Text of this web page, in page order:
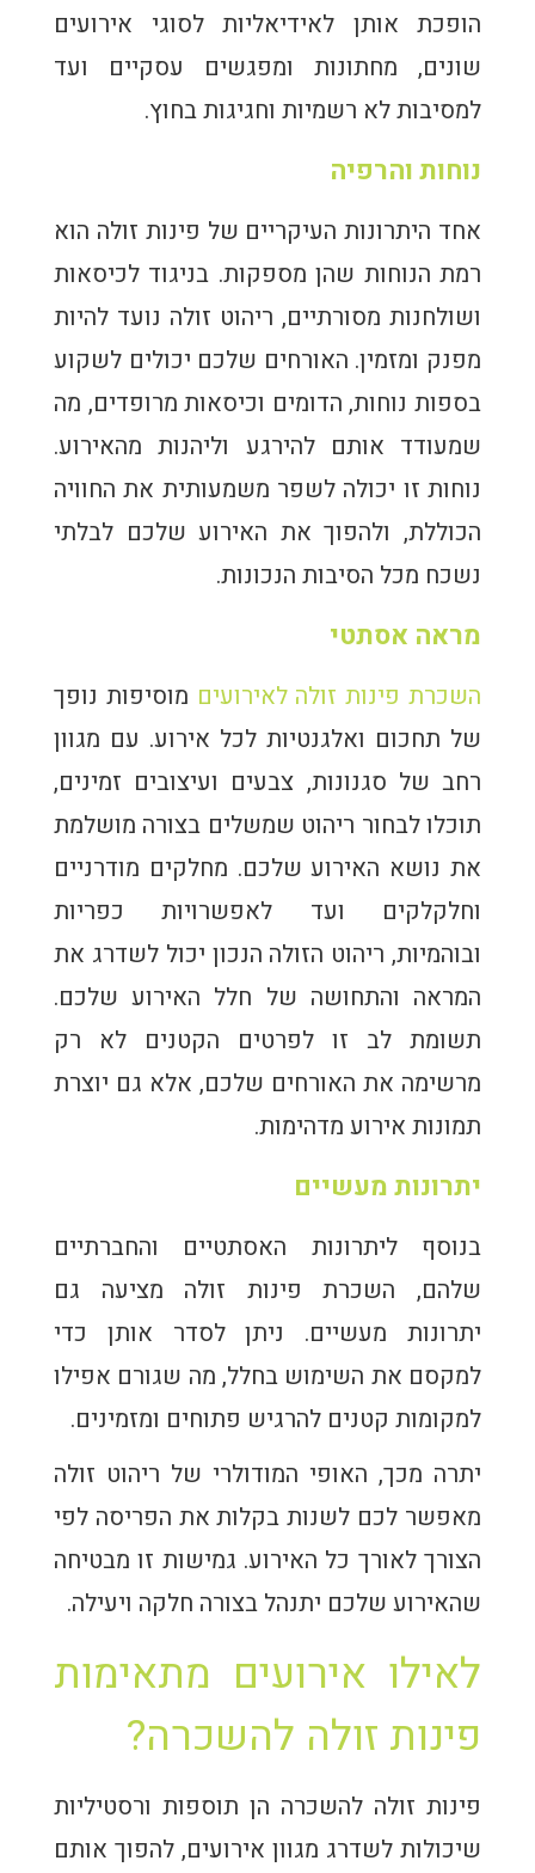
הופכת אותן לאידיאליות לסוגי אירועים
שונים, מחתונות ומפגשים עסקיים ועד
למסיבות לא רשמיות וחגיגות בחוץ.
נוחות והרפיה
אחד היתרונות העיקריים של פינות זולה הוא
רמת הנוחות שהן מספקות. בניגוד לכיסאות
ושולחנות מסורתיים, ריהוט זולה נועד להיות
מפנק ומזמין. האורחים שלכם יכולים לשקוע
בספות נוחות, הדומים וכיסאות מרופדים, מה
שמעודד אותם להירגע וליהנות מהאירוע.
נוחות זו יכולה לשפר משמעותית את החוויה
הכוללת, ולהפוך את האירוע שלכם לבלתי
נשכח מכל הסיבות הנכונות.
מראה אסתטי
השכרת פינות זולה לאירועים מוסיפות נופך
של תחכום ואלגנטיות לכל אירוע. עם מגוון
רחב של סגנונות, צבעים ועיצובים זמינים,
תוכלו לבחור ריהוט שמשלים בצורה מושלמת
את נושא האירוע שלכם. מחלקים מודרניים
וחלקלקים ועד לאפשרויות כפריות
ובוהמיות, ריהוט הזולה הנכון יכול לשדרג את
המראה והתחושה של חלל האירוע שלכם.
תשומת לב זו לפרטים הקטנים לא רק
מרשימה את האורחים שלכם, אלא גם יוצרת
תמונות אירוע מדהימות.
יתרונות מעשיים
בנוסף ליתרונות האסתטיים והחברתיים
שלהם, השכרת פינות זולה מציעה גם
יתרונות מעשיים. ניתן לסדר אותן כדי
למקסם את השימוש בחלל, מה שגורם אפילו
למקומות קטנים להרגיש פתוחים ומזמינים.
יתרה מכך, האופי המודולרי של ריהוט זולה
מאפשר לכם לשנות בקלות את הפריסה לפי
הצורך לאורך כל האירוע. גמישות זו מבטיחה
שהאירוע שלכם יתנהל בצורה חלקה ויעילה.
לאילו אירועים מתאימות
פינות זולה להשכרה?
פינות זולה להשכרה הן תוספות ורסטיליות
שיכולות לשדרג מגוון אירועים, להפוך אותם